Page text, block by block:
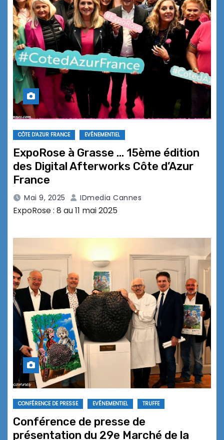
CÔTE D'AZUR FRANCE EVÉNEMENTIEL
ExpoRose à Grasse … 15ème édition
des Digital Afterworks Côte d’Azur
France
Mai 9, 2025 IDmedia Cannes
ExpoRose : 8 au 11 mai 2025
CONFÉRENCE DE PRESSE EVÉNEMENTIEL TRUFFE
Conférence de presse de
présentation du 29e Marché de la